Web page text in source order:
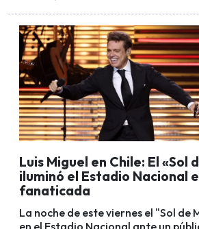
Luis Miguel en Chile: El «Sol
iluminó el Estadio Nacional
fanaticada
La noche de este viernes el "Sol de